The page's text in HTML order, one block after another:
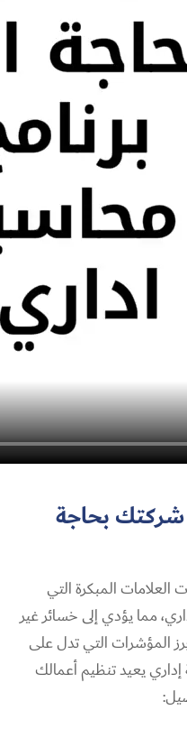
بحاجة
العلامات المبكرة التي
مما يؤدي إلى خسائر غير
المؤشرات التي تدل على
يعيد تنظيم أعمالك